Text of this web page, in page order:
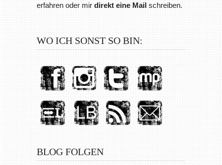
erfahren oder mir direkt eine Mailschreiben.
WO ICH SONST SO BIN:
BLOG FOLGEN